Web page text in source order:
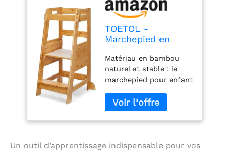
TOETOL -
Marchepied en
Petits - Tabouret
d'apprentissage -
Aide Debout - Tour
pour Tout-Petits -
Réglable en
Hauteur sur 3
Niveaux - pour
Cuisine et Salle de
Matériau en bambou
naturel et stable : le
marchepied pour enfant
100 % naturel. Deux
pieds de support
incurvés
améliorent la stabilité
Un outil d’apprentissage indispensable pour vos